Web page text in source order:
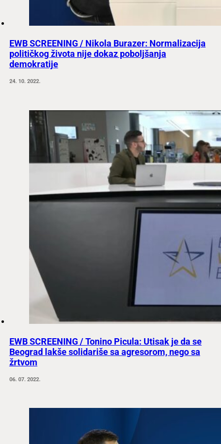
EWB SCREENING / Nikola Burazer: Normalizacija
političkog života nije dokaz poboljšanja
demokratije
24. 10. 2022.
EWB SCREENING / Tonino Picula: Utisak je da se
Beograd lakše solidariše sa agresorom, nego sa
žrtvom
06. 07. 2022.